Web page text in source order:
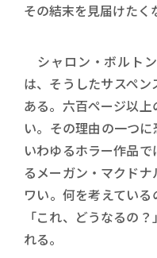
その結末を見届けたく
シャロン・ボルト
は、そうしたサスペ
ある。六百ページ以
い。その理由の一つに
いわゆるホラー作品
るメーガン・マクド
ワい。何を考えている
「これ、どうなるの
れる。